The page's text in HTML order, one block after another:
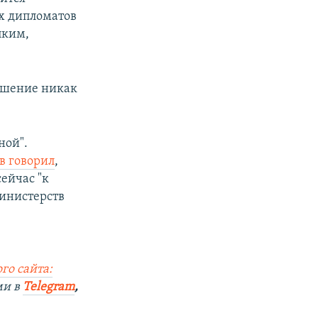
дипломатов
никак
говорил,
"к
сайта:
в Telegram,